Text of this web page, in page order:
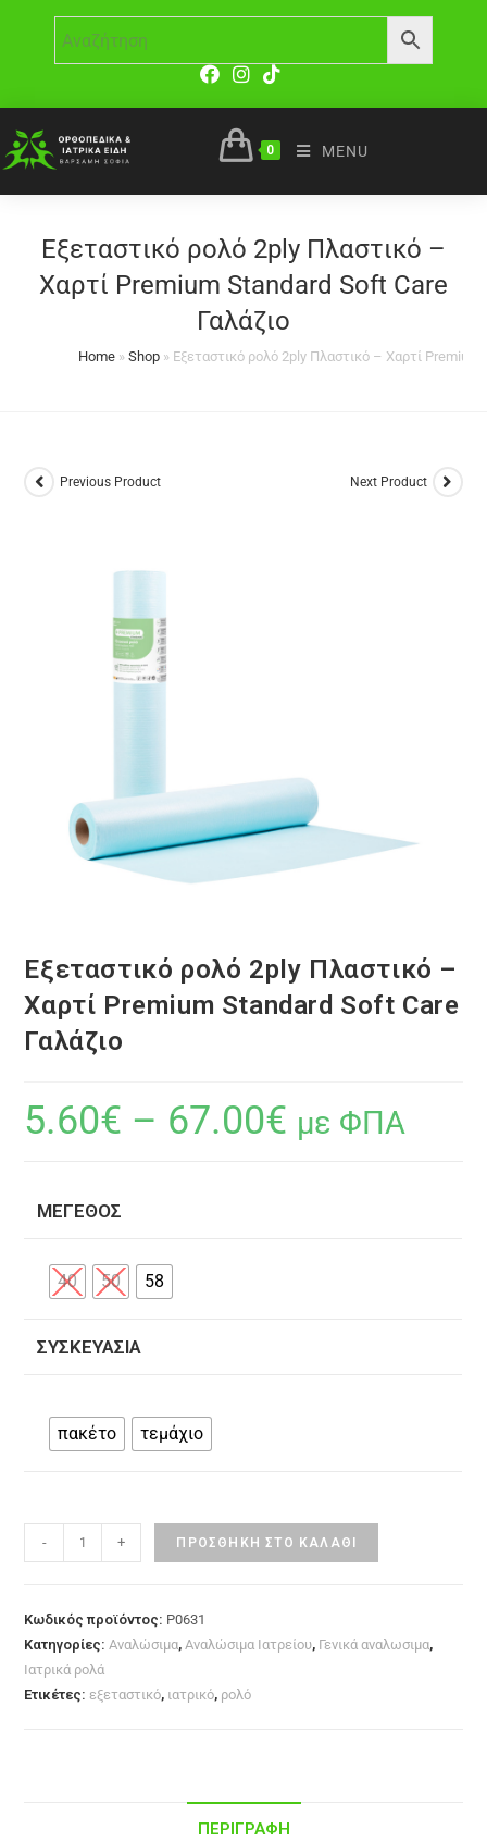
0 MENU
Εξεταστικό ρολό 2ply Πλαστικό –
Χαρτί Premium Standard Soft Care
Γαλάζιο
Home »Shop » Εξεταστικό ρολό 2ply Πλαστικό – Χαρτί Premium
Previous Product Next Product
Εξεταστικό ρολό 2ply Πλαστικό –
Χαρτί Premium Standard Soft Care
Γαλάζιο
5.60€ – 67.00€ με ΦΠΑ
ΜΈΓΕΘΟΣ
40 50 58
ΣΥΣΚΕΥΑΣΊΑ
πακέτο τεμάχιο
- + ΠΡΟΣΘΉΚΗ ΣΤΟ ΚΑΛΆΘΙ
Κωδικός προϊόντος: P0631
Κατηγορίες:Αναλώσιμα,Αναλώσιμα Ιατρείου, Γενικά αναλωσιμα,
Ιατρικά ρολά
Ετικέτες: εξεταστικό, ιατρικό, ρολό
ΠΕΡΙΓΡΑΦΉ